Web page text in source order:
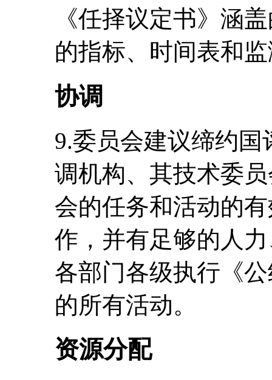
《任择议定书》涵
的指标、时间表和
协调
9.委员会建议缔约
调机构、其技术委
会的任务和活动的
作，并有足够的人
各部门各级执行《
的所有活动。
资源分配